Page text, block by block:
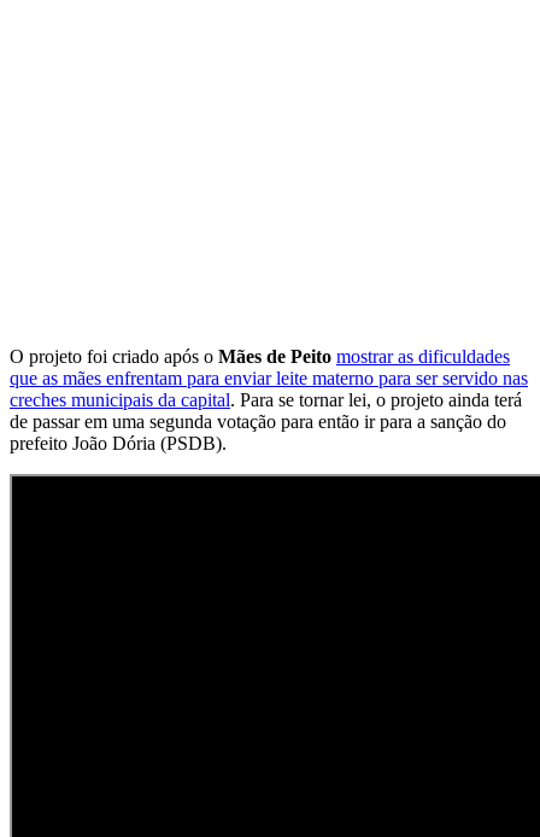
O projeto foi criado após o Mães de Peito mostrar as dificuldades
que as mães enfrentam para enviar leite materno para ser servido nas
creches municipais da capital. Para se tornar lei, o projeto ainda terá
de passar em uma segunda votação para então ir para a sanção do
prefeito João Dória (PSDB).